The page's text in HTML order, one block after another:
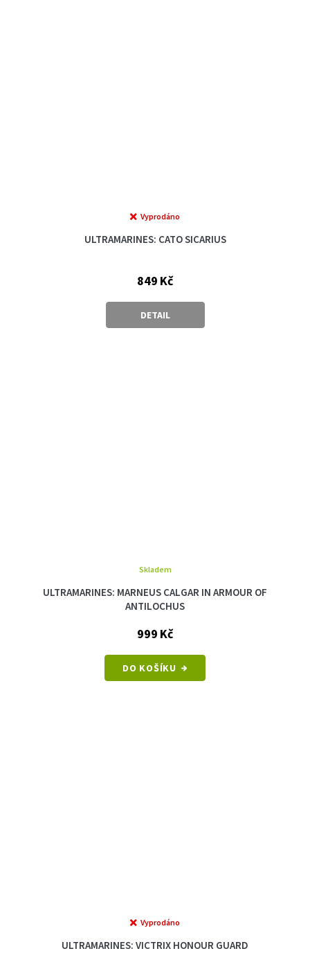
ULTRAMARINES: CATO SICARIUS
Vyprodáno
849 Kč
DETAIL
ULTRAMARINES: MARNEUS CALGAR IN ARMOUR OF
ANTILOCHUS
Skladem
999 Kč
DO KOŠÍKU
ULTRAMARINES: VICTRIX HONOUR GUARD
Vyprodáno